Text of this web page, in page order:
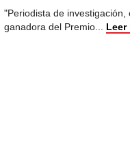
"Periodista de
ganadora del Premio... Leer